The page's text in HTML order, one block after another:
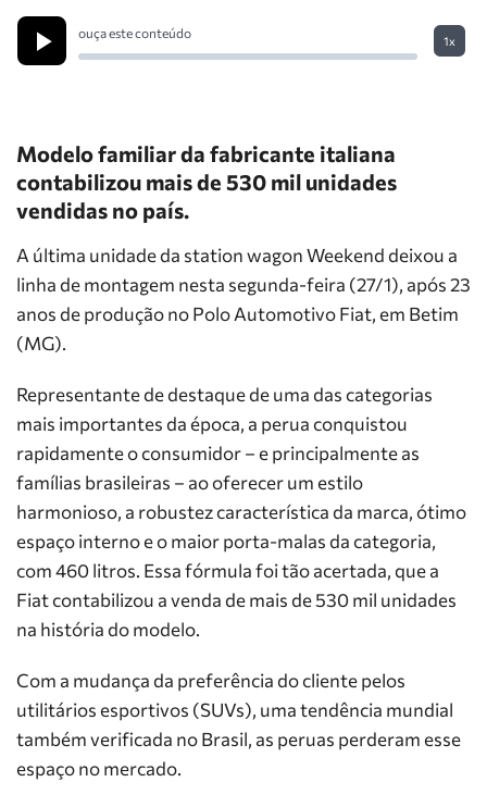
ouça este conteúdo
1x
Modelo familiar da fabricante italiana
contabilizou mais de 530 mil unidades
vendidas no país.
A última unidade da station wagon Weekend deixou a
linha de montagem nesta segunda-feira (27/1), após 23
anos de produção no Polo Automotivo Fiat, em Betim
(MG).
Representante de destaque de uma das categorias
mais importantes da época, a perua conquistou
rapidamente o consumidor – e principalmente as
famílias brasileiras – ao oferecer um estilo
harmonioso, a robustez característica da marca, ótimo
espaço interno e o maior porta-malas da categoria,
com 460 litros. Essa fórmula foi tão acertada, que a
Fiat contabilizou a venda de mais de 530 mil unidades
na história do modelo.
Com a mudança da preferência do cliente pelos
utilitários esportivos (SUVs), uma tendência mundial
também verificada no Brasil, as peruas perderam esse
espaço no mercado.